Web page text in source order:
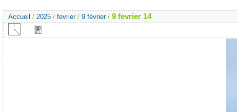
Accueil / 2025 / fevrier/ 9 février/ 9 fevrier 14